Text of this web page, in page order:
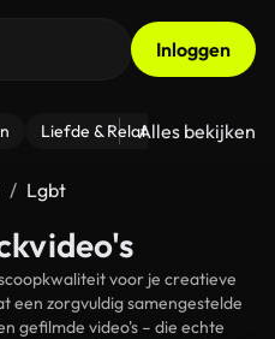
Inloggen
Liefde & Relaties - Fitness
Alles bekijken
Lgbt
voor je creatieve
een zorgvuldig samengestelde
gefilmde video's – die echte